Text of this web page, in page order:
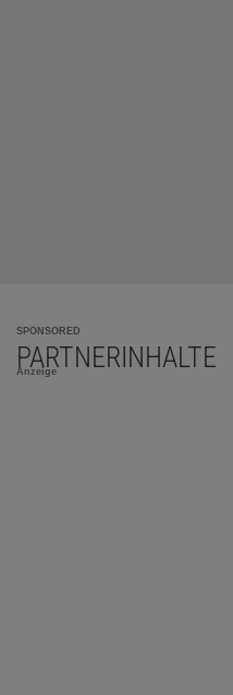
SPONSORED
PARTNERINHALTE
Anzeige